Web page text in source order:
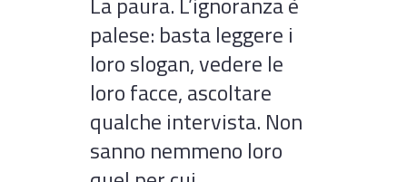
palese: basta leggere i
loro slogan, vedere le
loro facce, ascoltare
qualche intervista. Non
sanno nemmeno loro